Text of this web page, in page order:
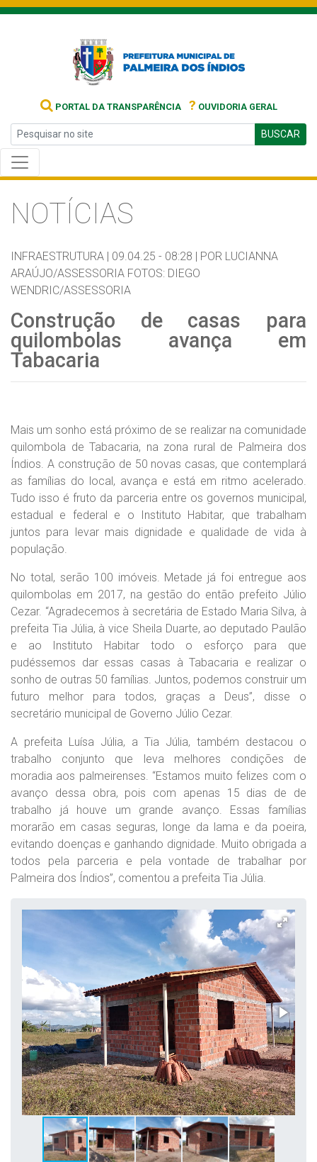
PORTAL DA TRANSPARÊNCIA ? OUVIDORIA GERAL
BUSCAR
NOTÍCIAS
INFRAESTRUTURA | 09.04.25 - 08:28 | POR LUCIANNA
ARAÚJO/ASSESSORIA FOTOS: DIEGO
WENDRIC/ASSESSORIA
Construção de casas para
quilombolas avança em
Tabacaria
Mais um sonho está próximo de se realizar na comunidade
quilombola de Tabacaria, na zona rural de Palmeira dos
Índios. A construção de 50 novas casas, que contemplará
as famílias do local, avança e está em ritmo acelerado.
Tudo isso é fruto da parceria entre os governos municipal,
estadual e federal e o Instituto Habitar, que trabalham
juntos para levar mais dignidade e qualidade de vida à
população.
No total, serão 100 imóveis. Metade já foi entregue aos
quilombolas em 2017, na gestão do então prefeito Júlio
Cezar. “Agradecemos à secretária de Estado Maria Silva, à
prefeita Tia Júlia, à vice Sheila Duarte, ao deputado Paulão
e ao Instituto Habitar todo o esforço para que
pudéssemos dar essas casas à Tabacaria e realizar o
sonho de outras 50 famílias. Juntos, podemos construir um
futuro melhor para todos, graças a Deus”, disse o
secretário municipal de Governo Júlio Cezar.
A prefeita Luísa Júlia, a Tia Júlia, também destacou o
trabalho conjunto que leva melhores condições de
moradia aos palmeirenses. “Estamos muito felizes com o
avanço dessa obra, pois com apenas 15 dias de de
trabalho já houve um grande avanço. Essas famílias
morarão em casas seguras, longe da lama e da poeira,
evitando doenças e ganhando dignidade. Muito obrigada a
todos pela parceria e pela vontade de trabalhar por
Palmeira dos Índios”, comentou a prefeita Tia Júlia.